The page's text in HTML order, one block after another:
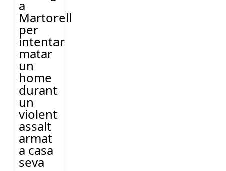
a
Martorell
per
intentar
matar
un
home
durant
un
violent
assalt
armat
a casa
seva